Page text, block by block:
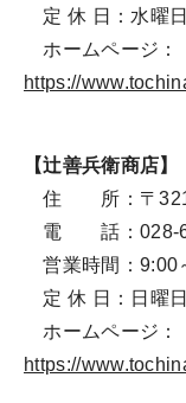
定 休 日：水曜
ホームページ：
https://
【辻善兵衛商店】
住 所：〒321-
電 話：028-
営業時間：9:00
定 休 日：日曜
ホームページ：
https://